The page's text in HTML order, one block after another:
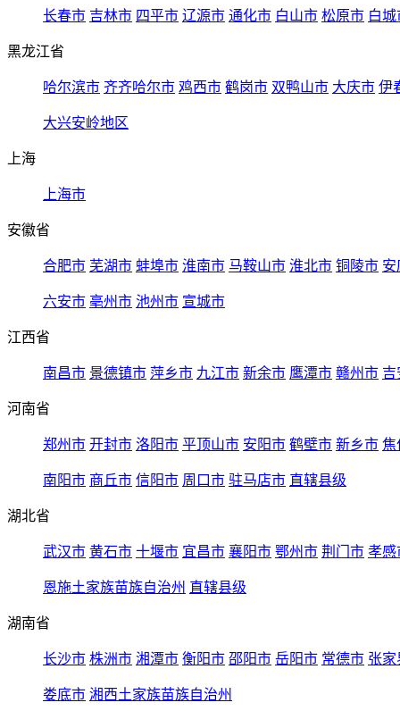
长春市 吉林市 四平市 辽源市 通化市 白山市 松原市 白城
黑龙江省
哈尔滨市 齐齐哈尔市 鸡西市 鹤岗市 双鸭山市 大庆市 伊
大兴安岭地区
上海
上海市
安徽省
合肥市 芜湖市 蚌埠市 淮南市 马鞍山市 淮北市 铜陵市 安
六安市 亳州市 池州市 宣城市
江西省
南昌市 景德镇市 萍乡市 九江市 新余市 鹰潭市 赣州市 吉
河南省
郑州市 开封市 洛阳市 平顶山市 安阳市 鹤壁市 新乡市 焦
南阳市 商丘市 信阳市 周口市 驻马店市 直辖县级
湖北省
武汉市 黄石市 十堰市 宜昌市 襄阳市 鄂州市 荆门市 孝感
恩施土家族苗族自治州 直辖县级
湖南省
长沙市 株洲市 湘潭市 衡阳市 邵阳市 岳阳市 常德市 张家
娄底市 湘西土家族苗族自治州